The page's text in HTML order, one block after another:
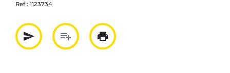
Ref : 1123734
send
Partager par mail
playlist_add
Ajouter à la liste
print
Imprimer